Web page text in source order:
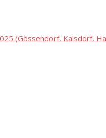
(Gössendorf, Kalsdorf,